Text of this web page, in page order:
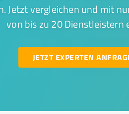
Jetzt vergleichen und mit
von bis zu 20 Dienstleistern
JETZT EXPERTEN